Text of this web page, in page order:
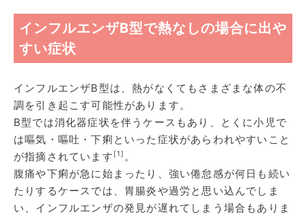
インフルエンザB型で熱なしの場合に出や
すい症状
インフルエンザB型は、熱がなくてもさまざまな体の不
調を引き起こす可能性があります。
B型では消化器症状を伴うケースもあり、とくに小児で
は嘔気・嘔吐・下痢といった症状があらわれやすいこと
が指摘されています [1] 。
腹痛や下痢が急に始まったり、強い倦怠感が何日も続い
たりするケースでは、胃腸炎や過労と思い込んでしま
い、インフルエンザの発見が遅れてしまう場合もありま